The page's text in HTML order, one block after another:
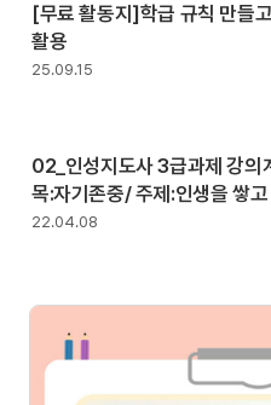
[무료 활동지]학급 규칙 만들
활용
25.09.15
02_인성지도사 3급과제 강의
목:자기존중/ 주제:인생을 쌓
22.04.08